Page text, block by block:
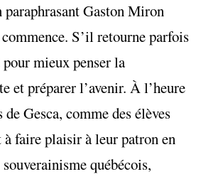
Gaston Miron
S’il retourne parfois
pour mieux penser la
et préparer l’avenir. À l’heure
Gesca, comme des élèves
à faire plaisir à leur patron en
québécois,